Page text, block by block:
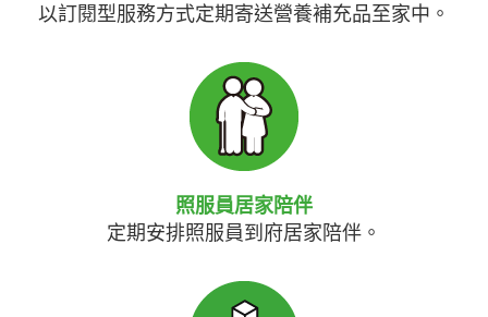
以訂閱型服務方式定期寄送營養補充品至家中。
照服員居家陪伴
定期安排照服員到府居家陪伴。